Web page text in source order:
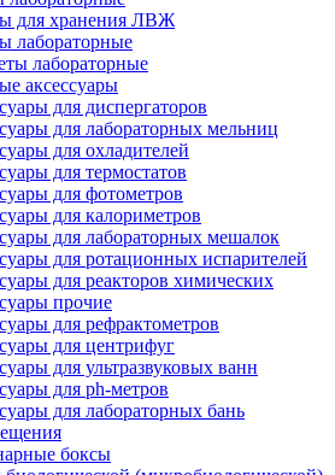
для хранения ЛВЖ
лабораторные
лабораторные
аксессуары
для диспергаторов
для лабораторных мельниц
для охладителей
для термостатов
для фотометров
для калориметров
для лабораторных мешалок
для ротационных испарителей
для реакторов химических
прочие
для рефрактометров
для центрифуг
для ультразвуковых ванн
для ph-метров
для лабораторных бань
боксы